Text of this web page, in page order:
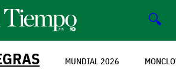
🔍
MUNDIAL 2026